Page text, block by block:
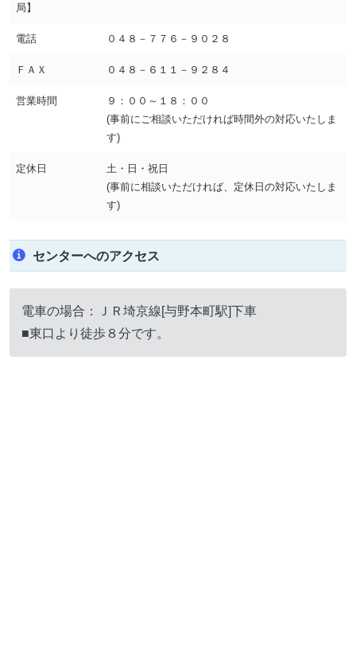
局】
電話 ０４８－７７６－９０２８
ＦＡＸ ０４８－６１１－９２８４
営業時間
９：００～１８：００
(事前にご相談いただければ時間外の対応いたしま
す)
定休日
土・日・祝日
(事前に相談いただければ、定休日の対応いたしま
す)
センターへのアクセス
電車の場合：ＪＲ埼京線[与野本町駅]下車
■東口より徒歩８分です。